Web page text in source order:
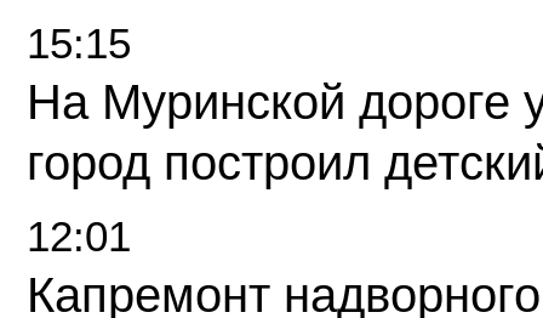
15:15
На Муринской дороге
город построил
12:01
Капремонт